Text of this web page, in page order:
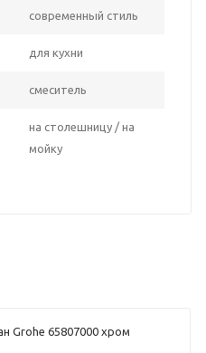
современный стиль
для кухни
смеситель
на столешницу / на
мойку
Grohe 65807000 хром